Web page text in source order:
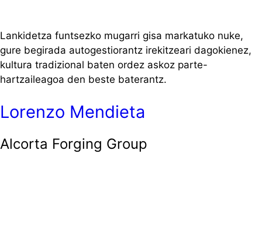
Lankidetza funtsezko mugarri gisa markatuko nuke,
gure begirada autogestiorantz irekitzeari dagokienez,
kultura tradizional baten ordez askoz parte-
hartzaileagoa den beste baterantz.
Lorenzo Mendieta
Alcorta Forging Group